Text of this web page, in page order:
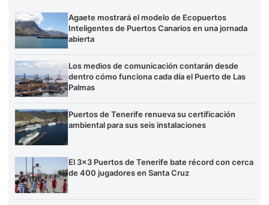
Agaete mostrará el modelo de Ecopuertos
Inteligentes de Puertos Canarios en una jornada
abierta
Los medios de comunicación contarán desde
dentro cómo funciona cada día el Puerto de Las
Palmas
Puertos de Tenerife renueva su certificación
ambiental para sus seis instalaciones
El 3×3 Puertos de Tenerife bate récord con cerca
de 400 jugadores en Santa Cruz